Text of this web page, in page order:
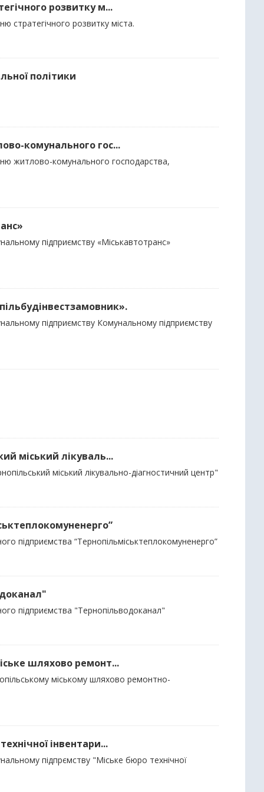
розвитку м...
стратегічного розвитку міста.
політики
комунального гос...
житлово-комунального господарства,
підприємству «Міськавтотранс»
підприємству Комунальному підприємству
міський лікуваль...
міський лікувально-діагностичний центр"
підприємства “Тернопільміськтеплокомуненерго”
підприємства "Тернопільводоканал"
шляхово ремонт...
міському шляхово ремонтно-
інвентари...
підпрємству "Міське бюро технічної